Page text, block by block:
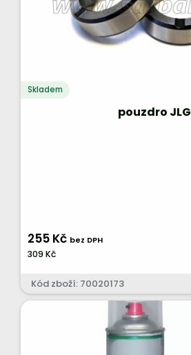
Skladem
pouzdro JLG
255 Kč bez DPH
309 Kč
Kód zboží: 70020173